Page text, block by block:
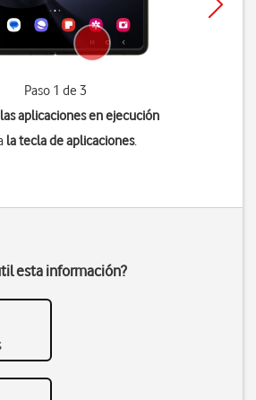
Paso 1 de 3
aplicaciones en ejecución
la tecla de aplicaciones.
esta información?